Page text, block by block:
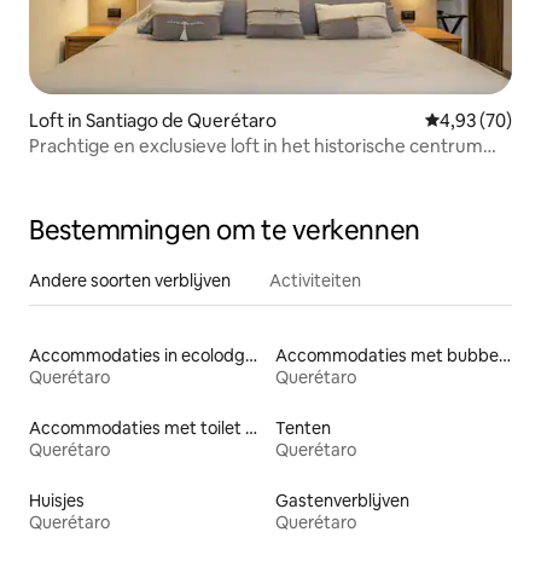
Loft in Santiago de Querétaro Gemiddelde
4,93 (70)
Prachtige en exclusieve loft in het historische centrum
Bestemmingen om te verkennen
Andere soorten verblijven Activiteiten
Accommodaties in ecolodges
Querétaro
Accommodaties met bubbelbad
Querétaro
Accommodaties met toilet op toegankelijke hoogte
Querétaro
Tenten
Querétaro
Huisjes
Querétaro
Gastenverblijven
Querétaro